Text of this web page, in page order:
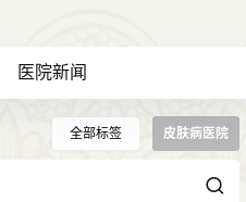
医院新闻
全部标签 皮肤病医院